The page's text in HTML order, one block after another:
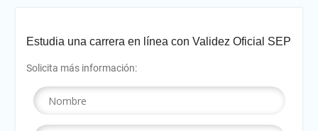
Estudia una carrera en línea con Validez Oficial SEP
Solicita más información: